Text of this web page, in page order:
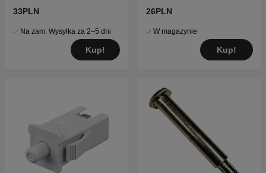
33PLN
Na zam. Wysyłka za 2–5 dni
Kup!
26PLN
W magazynie
Kup!